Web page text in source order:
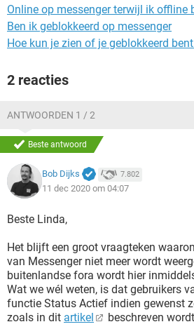
Online op messenger terwijl ik offline
Ben ik geblokkeerd op messenger
Hoe kun je zien of je geblokkeerd
2 reacties
ANTWOORDEN 1 / 2
Beste antwoord
Bob Dijks 7.802
11 dec 2020 om 04:07
Beste Linda,
Het blijft een groot vraagteken
van Messenger niet meer wordt
buitenlandse fora wordt hier
Wat we wél weten, is dat gebruikers
functie Status Actief indien gewenst
zoals in dit artikel beschreven